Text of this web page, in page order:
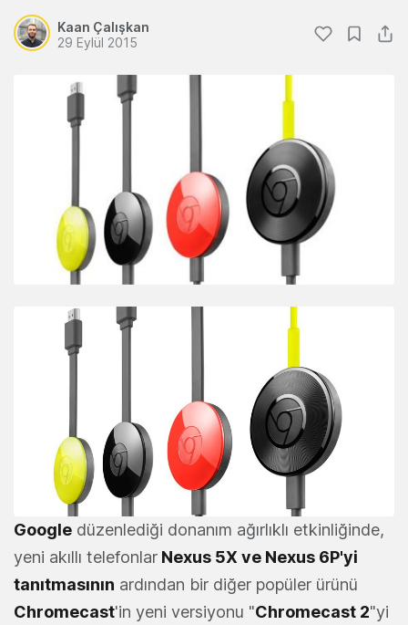
Kaan Çalışkan
29 Eylül 2015
Google düzenlediği donanım ağırlıklı etkinliğinde,
yeni akıllı telefonlar Nexus 5X ve Nexus 6P'yi
tanıtmasının ardından bir diğer popüler ürünü
Chromecast'in yeni versiyonu "Chromecast 2"yi